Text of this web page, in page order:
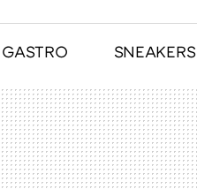
GASTRO SNEAKERS